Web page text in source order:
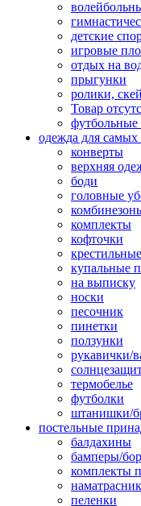
детские
игровые
отдых на
прыгунки
ролики,
Товар
футбольные
одежда для самых
конверты
верхняя
боди
головные
комплекты
кофточки
купальные
на выписку
носки
песочник
пинетки
ползунки
рукавички/
термобелье
футболки
штанишки/
постельные
балдахины
бамперы/
комплекты
пеленки